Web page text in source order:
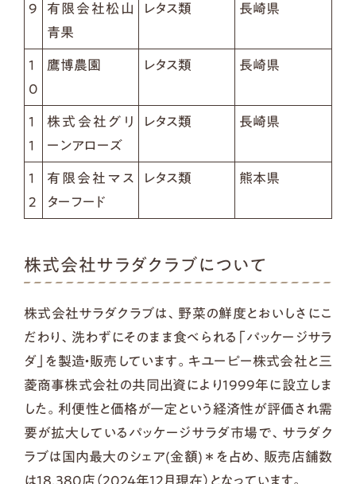
9
有限会社松山
青果
レタス類 長崎県
1
0
鷹博農園 レタス類 長崎県
1
1
株式会社グリ
ーンアローズ
レタス類 長崎県
1
2
有限会社マス
ターフード
レタス類 熊本県
株式会社サラダクラブについて
株式会社サラダクラブは、野菜の鮮度とおいしさにこ
だわり、洗わずにそのまま食べられる「パッケージサラ
ダ」を製造・販売しています。キユーピー株式会社と三
菱商事株式会社の共同出資により1999年に設立しま
した。利便性と価格が一定という経済性が評価され需
要が拡大しているパッケージサラダ市場で、サラダク
ラブは国内最大のシェア(金額)＊を占め、販売店舗数
は18,380店（2024年12月現在）となっています。